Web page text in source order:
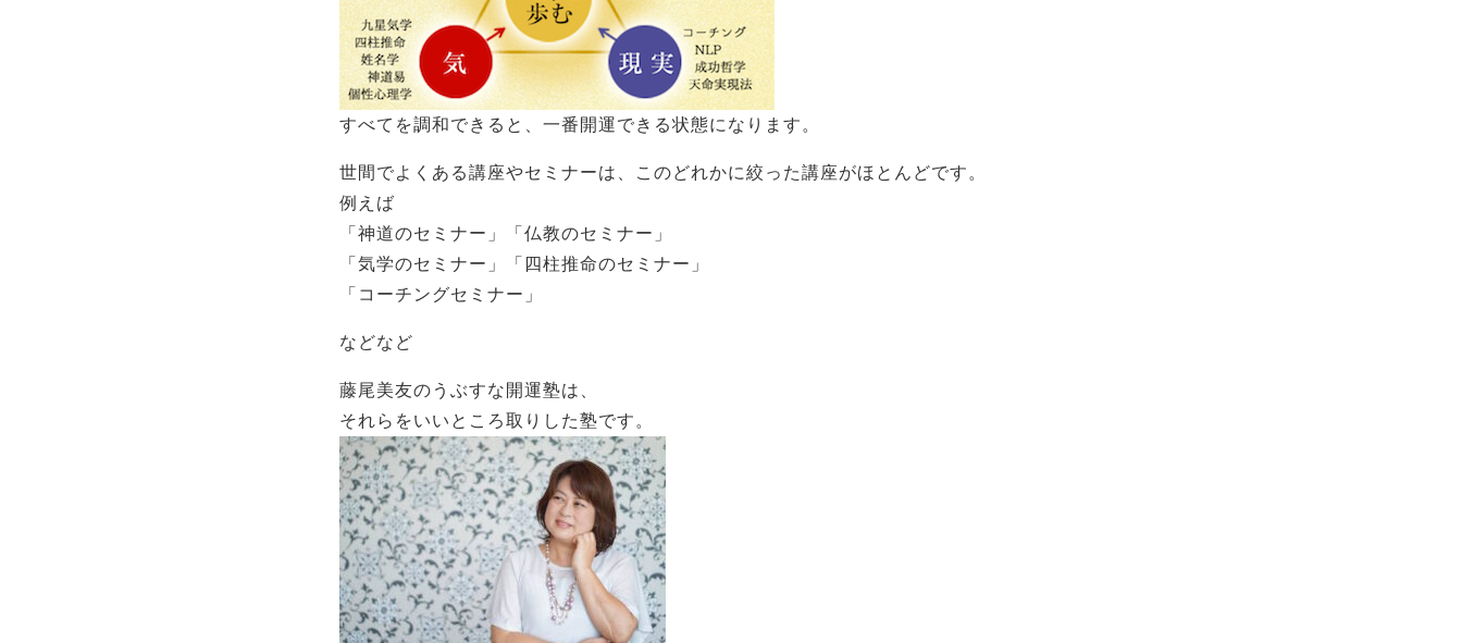
すべてを調和できると、一番開運できる状態になります。
世間でよくある講座やセミナーは、このどれかに絞った講座がほとんどです。
例えば
「神道のセミナー」「仏教のセミナー」
「気学のセミナー」「四柱推命のセミナー」
「コーチングセミナー」
などなど
藤尾美友のうぶすな開運塾は、
それらをいいところ取りした塾です。